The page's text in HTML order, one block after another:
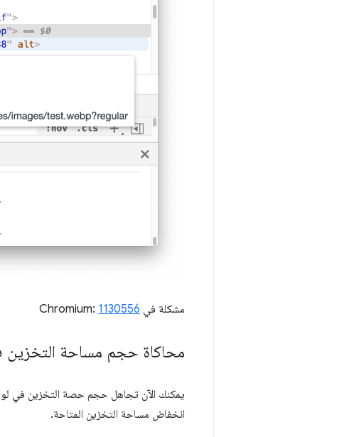
مشكلة في Chromium: 1130556
محاكاة حجم مساحة التخزين
يمكنك الآن تجاهل حجم حصة التخزين في
انخفاض مساحة التخزين المتاحة.